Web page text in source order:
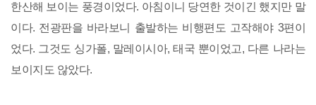
한산해 보이는 풍경이었다. 아침이니 당연한 것이긴 했지만 말
이다. 전광판을 바라보니 출발하는 비행편도 고작해야 3편이
었다. 그것도 싱가폴, 말레이시아, 태국 뿐이었고, 다른 나라는
보이지도 않았다.